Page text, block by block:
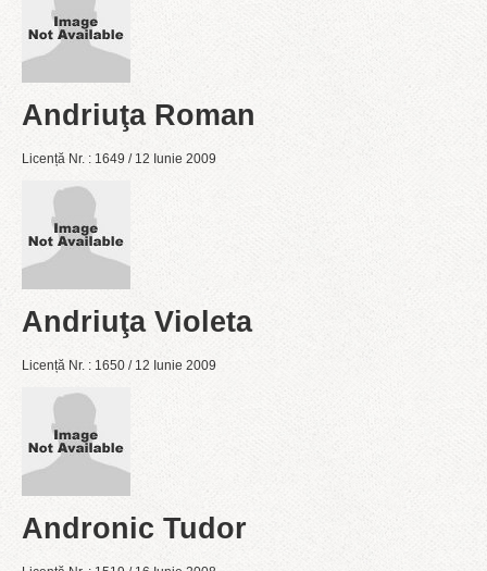
Andriuţa Roman
Licență Nr. : 1649 / 12 Iunie 2009
Andriuţa Violeta
Licență Nr. : 1650 / 12 Iunie 2009
Andronic Tudor